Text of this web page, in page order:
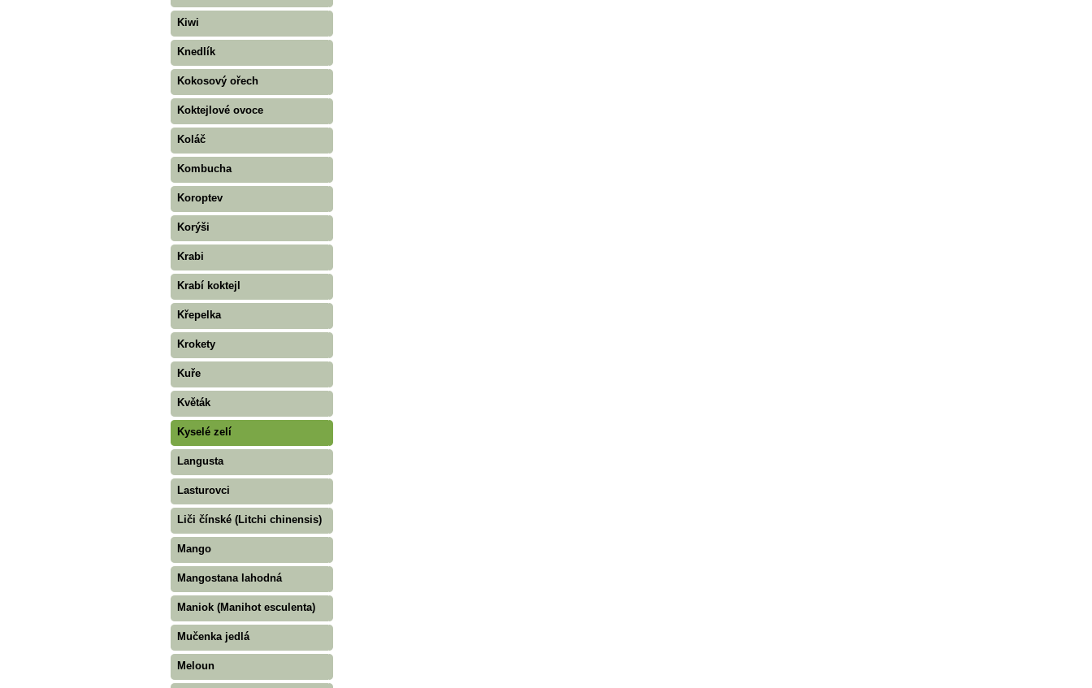
Kiwi
Knedlík
Kokosový ořech
Koktejlové ovoce
Koláč
Kombucha
Koroptev
Korýši
Krabi
Krabí koktejl
Křepelka
Krokety
Kuře
Květák
Kyselé zelí
Langusta
Lasturovci
Liči čínské (Litchi chinensis)
Mango
Mangostana lahodná
Maniok (Manihot esculenta)
Mučenka jedlá
Meloun